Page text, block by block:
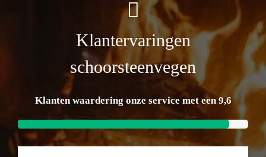
Klantervaringen
schoorsteenvegen
Klanten waardering onze service met een 9,6